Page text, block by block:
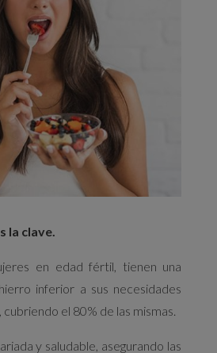
la clave.
en edad fértil, tienen una
inferior a sus necesidades
el 80% de las mismas.
y saludable, asegurando las